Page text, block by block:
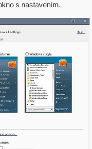
s nastavením.